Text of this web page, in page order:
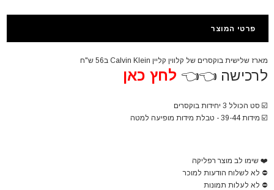
פרטי המוצר
מארז שלישית בוקסרים של קלווין קליין Calvin Klein ב56 ש"ח
לרכישה 👈👈 לחץ כאן
☑️ סט הכולל 3 יחידות בוקסרים
☑️ מידות 39-44 - טבלת מידות מופיעה למטה
❤️ שימו לב מוצר רפליקה
⛔ לא לשלוח הודעות למוכר
⛔ לא לעלות תמונות